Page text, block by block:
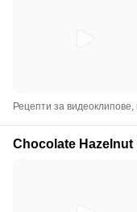
Рецепти за
Chocolate